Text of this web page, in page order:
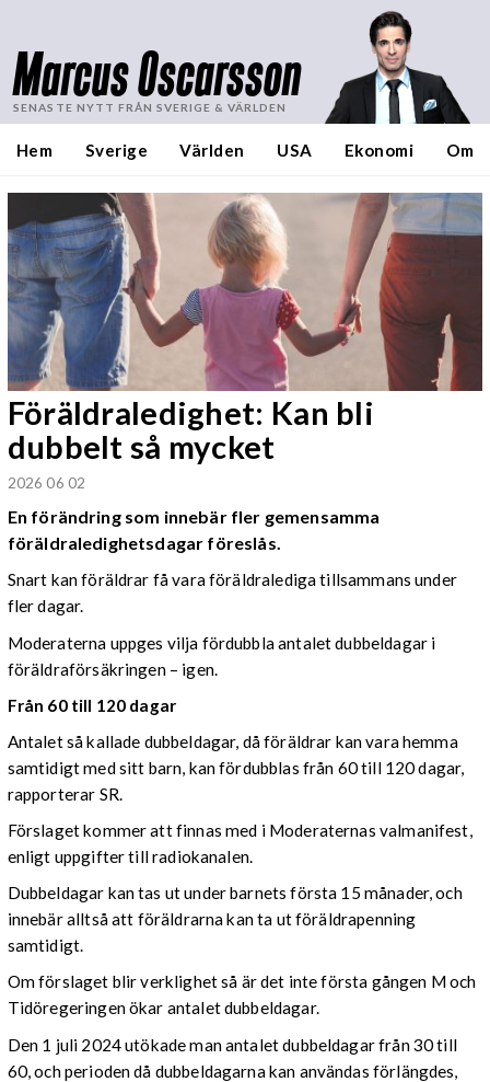
Marcus Oscarsson
SENASTE NYTT FRÅN SVERIGE & VÄRLDEN
Hem Sverige Världen USA Ekonomi Om
Föräldraledighet: Kan bli
dubbelt så mycket
2026 06 02
En förändring som innebär fler gemensamma
föräldraledighetsdagar föreslås.
Snart kan föräldrar få vara föräldralediga tillsammans under
fler dagar.
Moderaterna uppges vilja fördubbla antalet dubbeldagar i
föräldraförsäkringen – igen.
Från 60 till 120 dagar
Antalet så kallade dubbeldagar, då föräldrar kan vara hemma
samtidigt med sitt barn, kan fördubblas från 60 till 120 dagar,
rapporterar SR.
Förslaget kommer att finnas med i Moderaternas valmanifest,
enligt uppgifter till radiokanalen.
Dubbeldagar kan tas ut under barnets första 15 månader, och
innebär alltså att föräldrarna kan ta ut föräldrapenning
samtidigt.
Om förslaget blir verklighet så är det inte första gången M och
Tidöregeringen ökar antalet dubbeldagar.
Den 1 juli 2024 utökade man antalet dubbeldagar från 30 till
60, och perioden då dubbeldagarna kan användas förlängdes,